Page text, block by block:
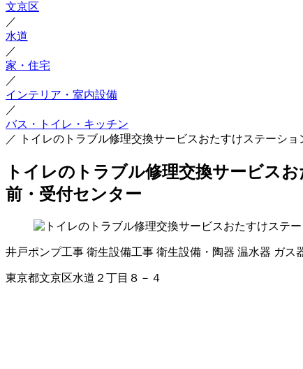
文京区
／
水道
／
家・住宅
／
インテリア・室内設備
／
バス・トイレ・キッチン
／
トイレのトラブル修理交換サービスおたすけステーシ
トイレのトラブル修理交換サービス
前・受付センター
井戸ポンプ工事 衛生設備工事 衛生設備・陶器 温水器 ガス
東京都文京区水道２丁目８－４